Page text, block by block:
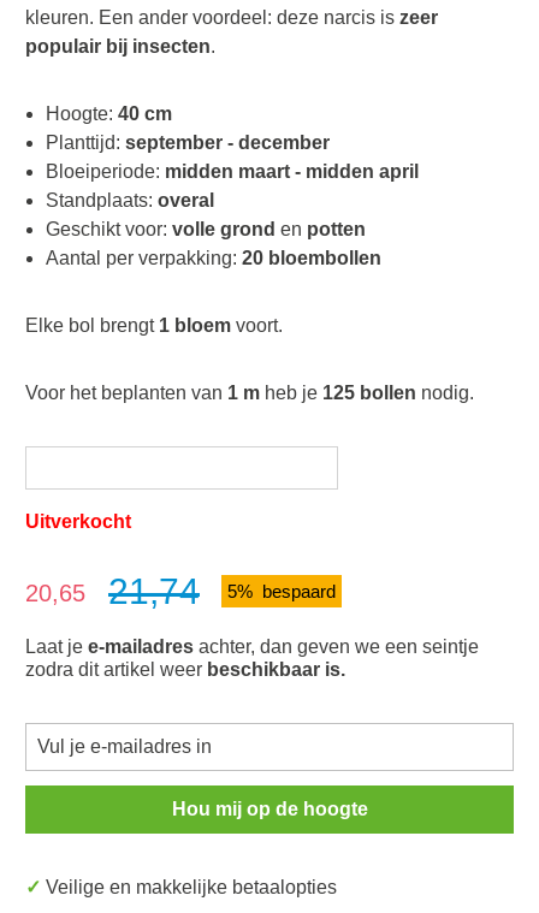
kleuren. Een ander voordeel: deze narcis is zeer
populair bij insecten.
Hoogte: 40 cm
Planttijd: september - december
Bloeiperiode: midden maart - midden april
Standplaats: overal
Geschikt voor: volle grond en potten
Aantal per verpakking: 20 bloembollen
Elke bol brengt 1 bloem voort.
Voor het beplanten van 1 m heb je 125 bollen nodig.
Uitverkocht
Verkoopprijs:
20,65 21,74 5% bespaard
Laat je e-mailadres achter, dan geven we een seintje
zodra dit artikel weer beschikbaar is.
Hou mij op de hoogte
✓ Veilige en makkelijke betaalopties